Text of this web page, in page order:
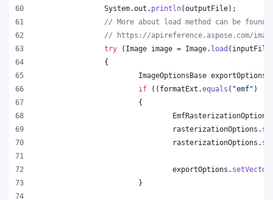
System.out . println(outputFile);
// More about load method can be found
// https://apireference.aspose.com/
try ( Image image = Image. load ( inputFile
		{
ImageOptionsBase exportOptions
if (( formatExt .equals ( "emf" )
			{
EmfRasterizationOptions
rasterizationOptions .
rasterizationOptions .
exportOptions .
			}